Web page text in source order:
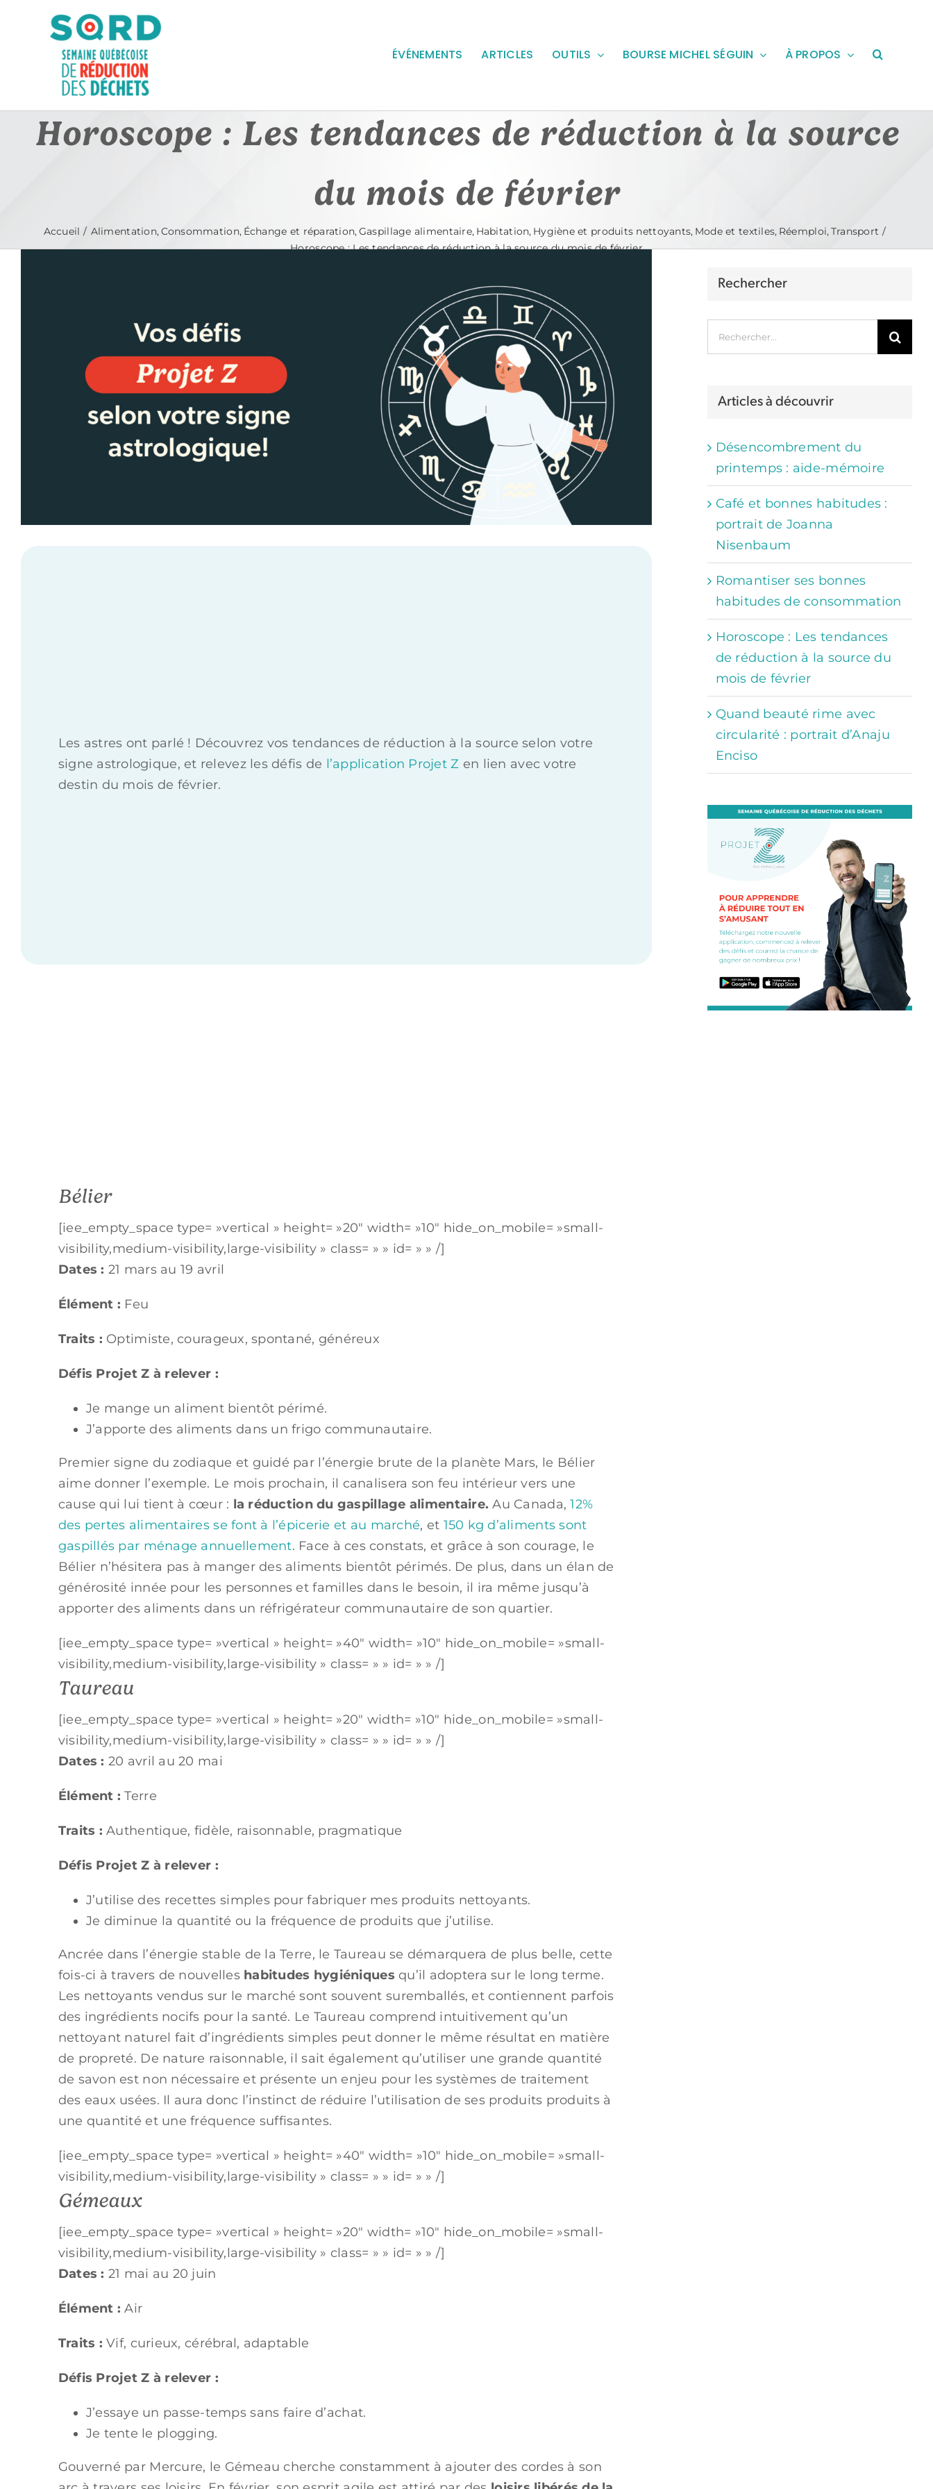
ÉVÉNEMENTS ARTICLES OUTILS BOURSE MICHEL SÉGUIN À PROPOS
Horoscope : Les tendances de réduction à la source
du mois de février
Accueil Alimentation Consommation Échange et réparation Gaspillage alimentaire Habitation Hygiène et produits nettoyants Mode et textiles Réemploi Transport
Horoscope : Les tendances de réduction à la source du mois de février
Les astres ont parlé ! Découvrez vos tendances de réduction à la source selon votre
signe astrologique, et relevez les défis de l’application Projet Z en lien avec votre
destin du mois de février.
Bélier
[iee_empty_space type= »vertical » height= »20″ width= »10″ hide_on_mobile= »small-
visibility,medium-visibility,large-visibility » class= » » id= » » /]
Dates : 21 mars au 19 avril
Élément : Feu
Traits : Optimiste, courageux, spontané, généreux
Défis Projet Z à relever :
Je mange un aliment bientôt périmé.
J’apporte des aliments dans un frigo communautaire.
Premier signe du zodiaque et guidé par l’énergie brute de la planète Mars, le Bélier
aime donner l’exemple. Le mois prochain, il canalisera son feu intérieur vers une
cause qui lui tient à cœur : la réduction du gaspillage alimentaire.Au Canada,12%
des pertes alimentaires se font à l’épicerie et au marché, et 150 kg d’aliments sont
gaspillés par ménage annuellement. Face à ces constats, et grâce à son courage, le
Bélier n’hésitera pas à manger des aliments bientôt périmés. De plus, dans un élan de
générosité innée pour les personnes et familles dans le besoin, il ira même jusqu’à
apporter des aliments dans un réfrigérateur communautaire de son quartier.
[iee_empty_space type= »vertical » height= »40″ width= »10″ hide_on_mobile= »small-
visibility,medium-visibility,large-visibility » class= » » id= » » /]
Taureau
[iee_empty_space type= »vertical » height= »20″ width= »10″ hide_on_mobile= »small-
visibility,medium-visibility,large-visibility » class= » » id= » » /]
Dates : 20 avril au 20 mai
Élément : Terre
Traits : Authentique, fidèle, raisonnable, pragmatique
Défis Projet Z à relever :
J’utilise des recettes simples pour fabriquer mes produits nettoyants.
Je diminue la quantité ou la fréquence de produits que j’utilise.
Ancrée dans l’énergie stable de la Terre, le Taureau se démarquera de plus belle, cette
fois-ci à travers de nouvelles habitudes hygiéniques qu’il adoptera sur le long terme.
Les nettoyants vendus sur le marché sont souvent suremballés, et contiennent parfois
des ingrédients nocifs pour la santé. Le Taureau comprend intuitivement qu’un
nettoyant naturel fait d’ingrédients simples peut donner le même résultat en matière
de propreté. De nature raisonnable, il sait également qu’utiliser une grande quantité
de savon est non nécessaire et présente un enjeu pour les systèmes de traitement
des eaux usées. Il aura donc l’instinct de réduire l’utilisation de ses produits produits à
une quantité et une fréquence suffisantes.
[iee_empty_space type= »vertical » height= »40″ width= »10″ hide_on_mobile= »small-
visibility,medium-visibility,large-visibility » class= » » id= » » /]
Gémeaux
[iee_empty_space type= »vertical » height= »20″ width= »10″ hide_on_mobile= »small-
visibility,medium-visibility,large-visibility » class= » » id= » » /]
Dates : 21 mai au 20 juin
Élément : Air
Traits : Vif, curieux, cérébral, adaptable
Défis Projet Z à relever :
J’essaye un passe-temps sans faire d’achat.
Je tente le plogging.
Gouverné par Mercure, le Gémeau cherche constamment à ajouter des cordes à son
Rechercher
Articles à découvrir
Désencombrement du
printemps : aide-mémoire
Café et bonnes habitudes :
portrait de Joanna
Nisenbaum
Romantiser ses bonnes
habitudes de consommation
Horoscope : Les tendances
de réduction à la source du
mois de février
Quand beauté rime avec
circularité : portrait d’Anaju
Enciso